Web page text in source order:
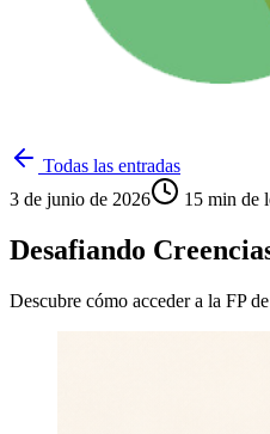
Todas las entradas
3 de junio de 2026
15 min de
Desafiando
Descubre cómo acceder a la FP